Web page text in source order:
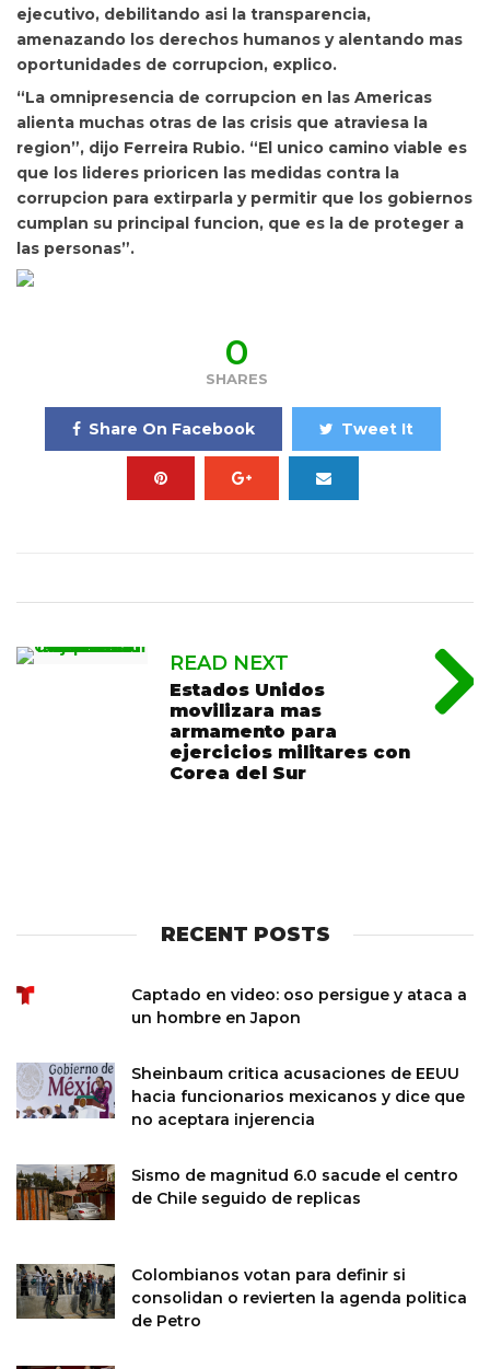
ejecutivo, debilitando asi la transparencia,
amenazando los derechos humanos y alentando mas
oportunidades de corrupcion, explico.
“La omnipresencia de corrupcion en las Americas
alienta muchas otras de las crisis que atraviesa la
region”, dijo Ferreira Rubio. “El unico camino viable es
que los lideres prioricen las medidas contra la
corrupcion para extirparla y permitir que los gobiernos
cumplan su principal funcion, que es la de proteger a
las personas”.
0
SHARES
Share On Facebook Tweet It
READ NEXT
Estados Unidos
movilizara mas
armamento para
ejercicios militares con
Corea del Sur
RECENT POSTS
Captado en video: oso persigue y ataca a
un hombre en Japon
Sheinbaum critica acusaciones de EEUU
hacia funcionarios mexicanos y dice que
no aceptara injerencia
Sismo de magnitud 6.0 sacude el centro
de Chile seguido de replicas
Colombianos votan para definir si
consolidan o revierten la agenda politica
de Petro